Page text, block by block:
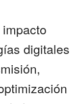
digitales